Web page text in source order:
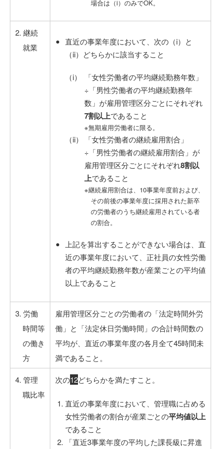
場合は（i）のみでOK。
2. 継続
就業
直近の事業年度において、次の（i）と
（ii）どちらかに該当すること
「女性労働者の平均継続勤務年数」
÷「男性労働者の平均継続勤務年
数」が雇用管理区分ごとにそれぞれ
7割以上であること
※無期雇用労働者に限る。
「女性労働者の継続雇用割合」
÷「男性労働者の継続雇用割合」が
雇用管理区分ごとにそれぞれ8割以
上であること
※継続雇用割合は、10事業年度前および、
その前後の事業年度に採用された新卒
の労働者のうち継続雇用されている者
の割合。
上記を算出することができない場合は、直
近の事業年度において、正社員の女性労働
者の平均継続勤務年数が産業ごとの平均値
以上であること
3. 労働
時間等
の働き
方
雇用管理区分ごとの労働者の「法定時間外労
働」と「法定休日労働時間」の合計時間数の
平均が、直近の事業年度の各月全て45時間未
満であること。
4. 管理
職比率
次の12どちらかを満たすこと。
直近の事業年度において、管理職に占める
女性労働者の割合が産業ごとの平均値以上
であること
「直近3事業年度の平均した課長級に昇進